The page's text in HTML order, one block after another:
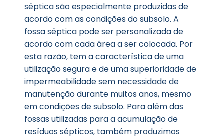
séptica são especialmente produzidas de
acordo com as condições do subsolo. A
fossa séptica pode ser personalizada de
acordo com cada área a ser colocada. Por
esta razão, tem a característica de uma
utilização segura e de uma superioridade de
impermeabilidade sem necessidade de
manutenção durante muitos anos, mesmo
em condições de subsolo. Para além das
fossas utilizadas para a acumulação de
resíduos sépticos, também produzimos